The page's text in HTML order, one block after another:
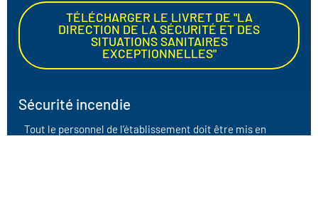
TÉLÉCHARGER LE LIVRET DE "LA
DIRECTION DE LA SÉCURITÉ ET DES
SITUATIONS SANITAIRES
EXCEPTIONNELLES"
Sécurité incendie
Tout le personnel de l’établissement doit être mis en